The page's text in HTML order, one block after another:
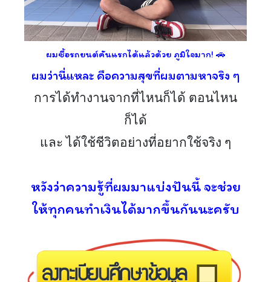
ผมซื้อรถยนต์คันแรกได้แล้วด้วย ภูมิใจมาก! 🚗
ผมว่านี่แหละ คือความสุขที่ผมตามหาจริง ๆ
การได้ทำงานจากที่ไหนก็ได้ ตอนไหน
ก็ได้
และ ได้ใช้ชีวิตอย่างที่อยากใช้จริง ๆ
หวังว่าความรู้ที่ผมมาแบ่งปันนี้ จะช่วย
ให้ทุกคนทำเงินได้มากขึ้นกันนะครับ